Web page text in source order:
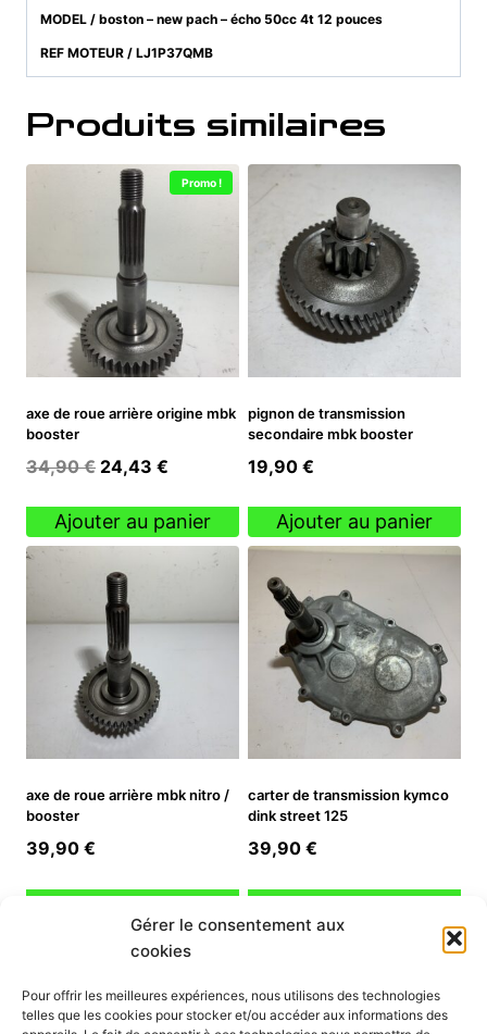
Gérer le consentement aux
cookies
Pour offrir les meilleures expériences, nous utilisons des technologies
telles que les cookies pour stocker et/ou accéder aux informations des
MODEL / boston – new pach – écho 50cc 4t 12 pouces
REF MOTEUR / LJ1P37QMB
Produits similaires
Promo !
axe de roue arrière origine mbk
booster
34,90€ Le
initial
était :
34,90 €.
24,43 €
actuel
est :
Ajouter au panier
pignon de transmission
secondaire mbk booster
19,90 €
Ajouter au panier
axe de roue arrière mbk nitro /
booster
39,90 €
Ajouter au panier
carter de transmission kymco
dink street 125
39,90 €
Ajouter au panier
INFORMATION